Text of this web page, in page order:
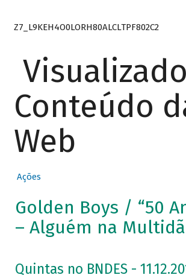
Z7_L9KEH4O0LORH80ALCLTPF802C2
Conteúdo
Web
Ações
Golden Boys / “50
– Alguém na
Quintas no BNDES -